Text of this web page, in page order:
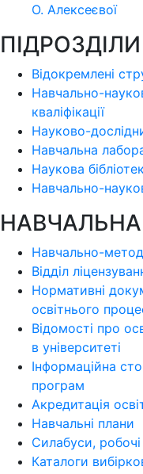
О. Алексеєвої
ПІДРОЗДІЛИ
Відокремлені
Навчально-
кваліфікації
Науково-
Навчальна
Наукова
Навчально-
Навчально-
Відділ
Нормативні
освітнього
Відомості про
в університеті
Інформаційна
програм
Акредитація
Навчальні плани
Силабуси,
Каталоги